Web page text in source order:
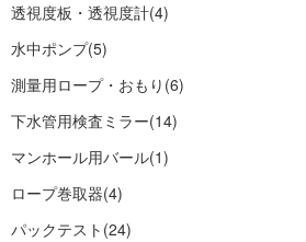
透視度板・透視度計(4)
水中ポンプ(5)
測量用ロープ・おもり (6)
下水管用検査ミラー(14)
マンホール用バール(1)
ロープ巻取器(4)
パックテスト (24)